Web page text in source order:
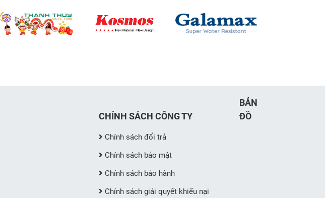
CHÍNH SÁCH CÔNG TY
Chính sách đổi trả
Chính sách bảo mật
Chính sách bảo hành
Chính sách giải quyết khiếu nại
BẢN
ĐỒ